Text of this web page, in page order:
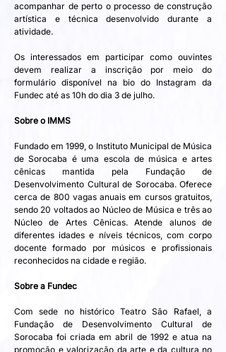
acompanhar de perto o processo de construção
artística e técnica desenvolvido durante a
atividade.
Os interessados em participar como ouvintes
devem realizar a inscrição por meio do
formulário disponível na bio do Instagram da
Fundec até as 10h do dia 3 de julho.
Sobre o IMMS
Fundado em 1999, o Instituto Municipal de Música
de Sorocaba é uma escola de música e artes
cênicas mantida pela Fundação de
Desenvolvimento Cultural de Sorocaba. Oferece
cerca de 800 vagas anuais em cursos gratuitos,
sendo 20 voltados ao Núcleo de Música e três ao
Núcleo de Artes Cênicas. Atende alunos de
diferentes idades e níveis técnicos, com corpo
docente formado por músicos e profissionais
reconhecidos na cidade e região.
Sobre a Fundec
Com sede no histórico Teatro São Rafael, a
Fundação de Desenvolvimento Cultural de
Sorocaba foi criada em abril de 1992 e atua na
promoção e valorização da arte e da cultura no